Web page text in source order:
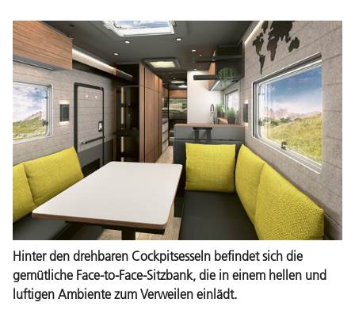
Hinter den drehbaren Cockpitsesseln befindet sich die
gemütliche Face-to-Face-Sitzbank, die in einem hellen und
luftigen Ambiente zum Verweilen einlädt.